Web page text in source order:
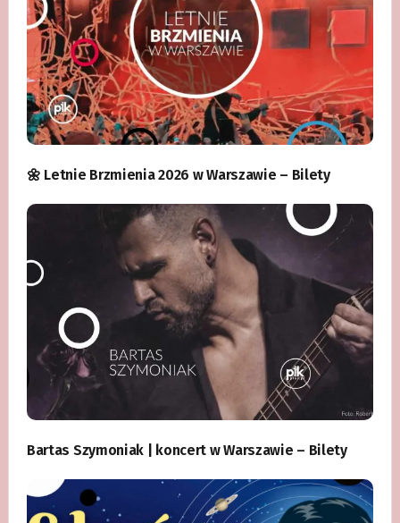
🌼 Letnie Brzmienia 2026 w Warszawie – Bilety
Bartas Szymoniak | koncert w Warszawie – Bilety